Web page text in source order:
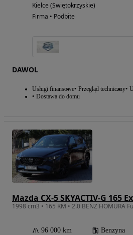
Kielce (Świętokrzyskie)
Firma • Podbite
DAWOL
Usługi finansowe Przegląd techniczny
Dostawa do domu
Mazda CX-5 SKYACTIV-G 165
1998 cm3 • 165 KM • 2.0 BENZ HOMURA
96 000 km Benzyna